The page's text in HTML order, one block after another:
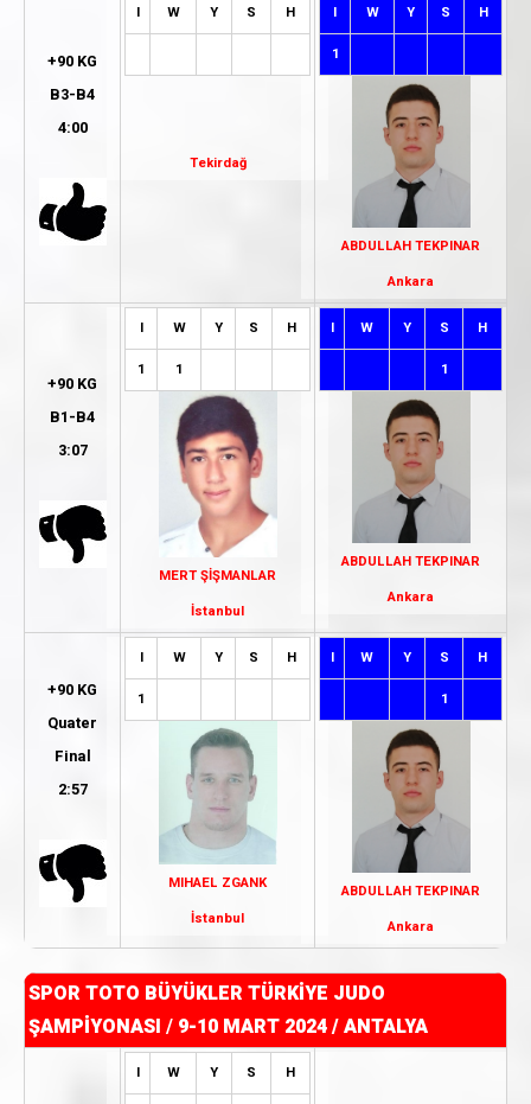
+90 KG
B3-B4
4:00
I W Y S H
Tekirdağ
I W Y S H
1
ABDULLAH TEKPINAR
Ankara
+90 KG
B1-B4
3:07
I W Y S H
1 1
MERT ŞİŞMANLAR
İstanbul
I W Y S H
1
ABDULLAH TEKPINAR
Ankara
+90 KG
Quater
Final
2:57
I W Y S H
1
MIHAEL ZGANK
İstanbul
I W Y S H
1
ABDULLAH TEKPINAR
Ankara
SPOR TOTO BÜYÜKLER TÜRKİYE JUDO
ŞAMPİYONASI / 9-10 MART 2024 / ANTALYA
I W Y S H